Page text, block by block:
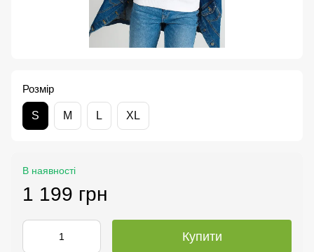
Розмір
S M L XL
В наявності
1 199 грн
Купити